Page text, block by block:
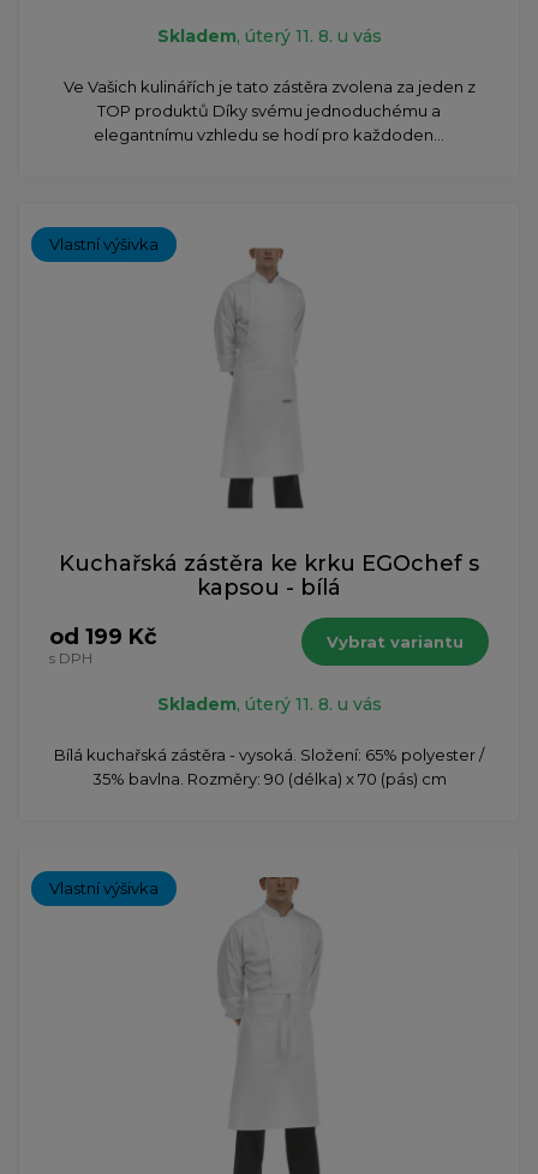
Skladem, úterý 11. 8. u vás
Ve Vašich kulinářích je tato zástěra zvolena za jeden z
TOP produktů Díky svému jednoduchému a
elegantnímu vzhledu se hodí pro každoden...
Vlastní výšivka
Kuchařská zástěra ke krku EGOchef s
kapsou - bílá
od 199 Kč
s DPH
Vybrat variantu
Skladem, úterý 11. 8. u vás
Bílá kuchařská zástěra - vysoká. Složení: 65% polyester /
35% bavlna. Rozměry: 90 (délka) x 70 (pás) cm
Vlastní výšivka